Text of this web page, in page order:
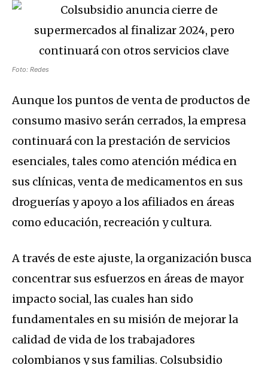
Foto: Redes
Aunque los puntos de venta de productos de
consumo masivo serán cerrados, la empresa
continuará con la prestación de servicios
esenciales, tales como atención médica en
sus clínicas, venta de medicamentos en sus
droguerías y apoyo a los afiliados en áreas
como educación, recreación y cultura.
A través de este ajuste, la organización busca
concentrar sus esfuerzos en áreas de mayor
impacto social, las cuales han sido
fundamentales en su misión de mejorar la
calidad de vida de los trabajadores
colombianos y sus familias. Colsubsidio